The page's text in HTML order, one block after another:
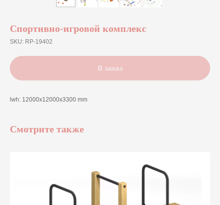
Спортивно-игровой комплекс
SKU: RP-19402
В заказ
lwh: 12000x12000x3300 mm
Смотрите также